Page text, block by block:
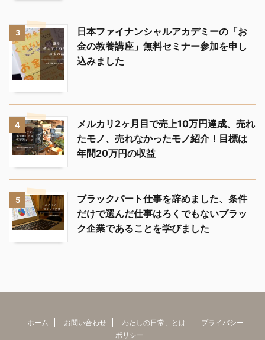
3
日本ファイナンシャルアカデミーの「お
金の教養講座」無料セミナー参加を申し
込みました
4
メルカリ2ヶ月目で売上10万円達成、売れ
たモノ、売れなかったモノ紹介！目標は
年間20万円の収益
5
ブラックパート仕事を辞めました、条件
だけで選んだ仕事はろくでもないブラッ
ク企業であることを学びました
ホーム お問い合わせ わたしの日常、とは
プライバシー
ポリシー